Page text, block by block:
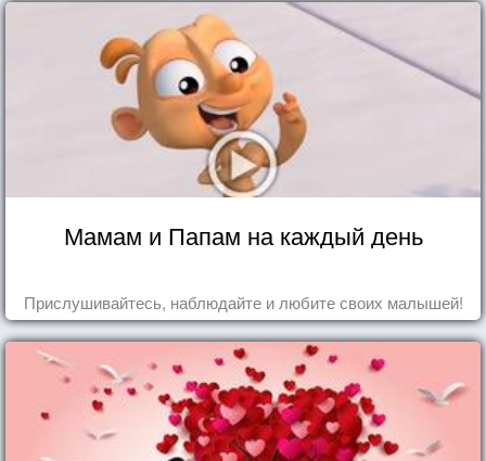
Мамам и Папам на каждый день
Прислушивайтесь, наблюдайте и любите своих малышей!